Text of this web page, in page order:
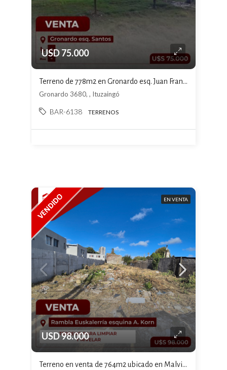
USD 75.000
Terreno de 778m2 en Gronardo esq. Juan Francisco Santos Ituizangó U$S7500
Gronardo 3680, , Ituzaingó
BAR-6138 TERRENOS
EN VENTA
USD 98.000
Terreno en venta de 764m2 ubicado en Malvin Norte